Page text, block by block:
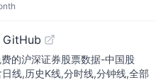
的沪深证券股票数据-中国股
线,历史K线,分时线,分钟线,全部